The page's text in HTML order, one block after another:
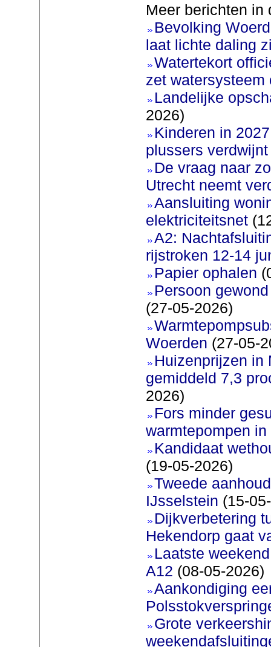
Meer berichten in
Bevolking
laat lichte daling
Watertekort
zet watersysteem
Landelijke
2026)
Kinderen in
plussers verdwijnt
De vraag naar
Utrecht neemt
Aansluiting
elektriciteitsnet
A2:
rijstroken 12-14
Papier ophalen
Persoon
(27-05-2026)
Woerden (27-05-
Huizenprijzen in
gemiddeld 7,3
2026)
Fors minder
warmtepompen in
Kandidaat
(19-05-2026)
Tweede
IJsselstein (15-
Dijkverbetering
Hekendorp gaat
Laatste
A12 (08-05-2026)
Aankondiging
Grote